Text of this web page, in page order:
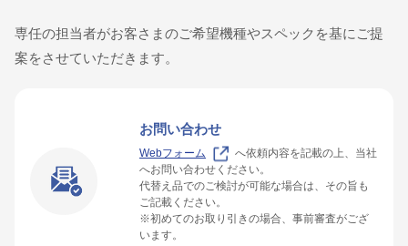
専任の担当者がお客さまのご希望機種やスペックを基にご提
案をさせていただきます。
お問い合わせ
Webフォーム
へ依頼内容を記載の上、当社
へお問い合わせください。
代替え品でのご検討が可能な場合は、その旨も
ご記載ください。
※初めてのお取り引きの場合、事前審査がござ
います。